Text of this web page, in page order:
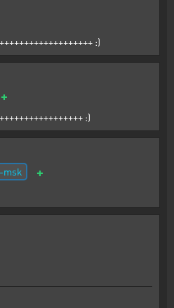
:)
+
:)
msk +